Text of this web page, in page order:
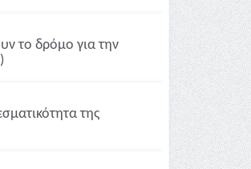
το δρόμο για την
της